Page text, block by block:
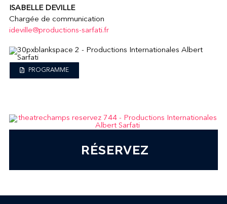
ISABELLE DEVILLE
Chargée de communication
ideville@productions-sarfati.fr
PROGRAMME
RÉSERVEZ